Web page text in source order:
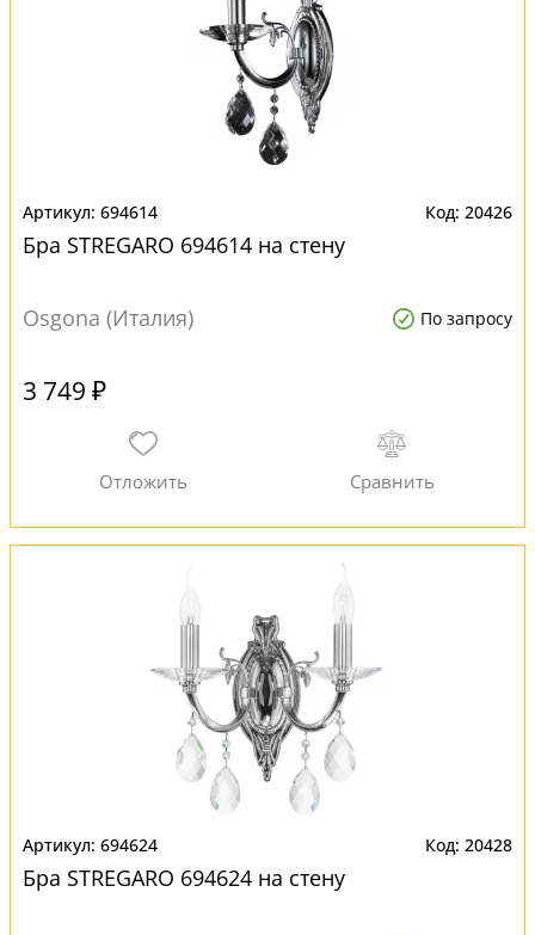
694614 20426
Бра STREGARO 694614 на стену
Osgona (Италия) По запросу
3 749 ₽
694624 20428
Бра STREGARO 694624 на стену